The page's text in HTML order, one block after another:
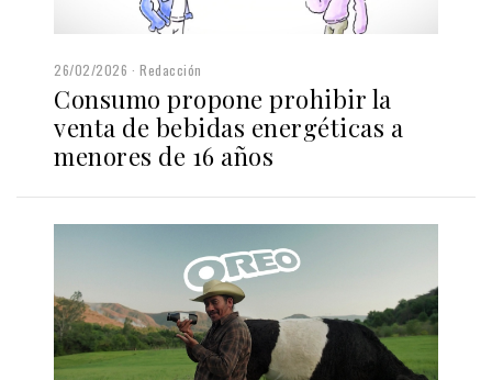
26/02/2026 Redacción
Consumo propone prohibir la
venta de bebidas energéticas a
menores de 16 años